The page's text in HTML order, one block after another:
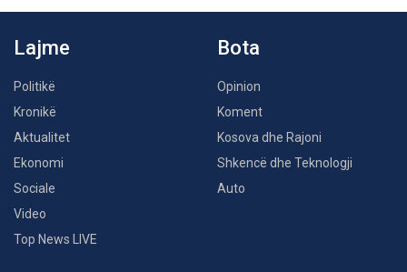
Lajme
Politikë
Kronikë
Aktualitet
Ekonomi
Sociale
Video
Top News LIVE
Bota
Opinion
Koment
Kosova dhe Rajoni
Shkencë dhe Teknologji
Auto